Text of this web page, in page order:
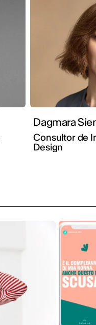
Consultor de
Design